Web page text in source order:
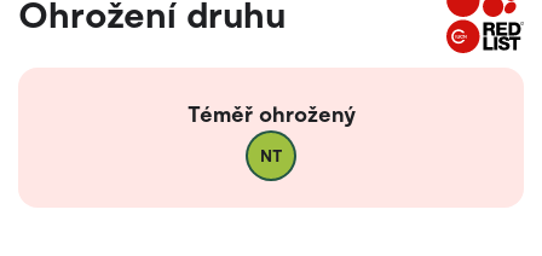
Ohrožení druhu
Téměř ohrožený
NT